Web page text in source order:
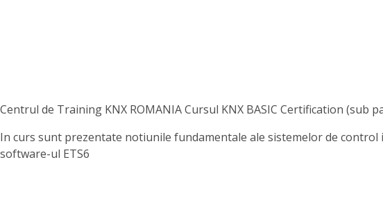
Centrul de Training KNX ROMANIA Cursul KNX BASIC Certification (sub
In curs sunt prezentate notiunile fundamentale ale sistemelor de
software-ul ETS6